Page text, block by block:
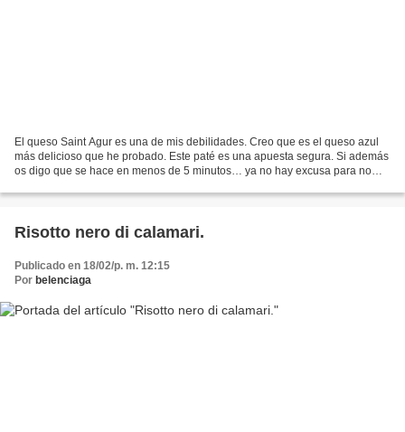
El queso Saint Agur es una de mis debilidades. Creo que es el queso azul
más delicioso que he probado. Este paté es una apuesta segura. Si además
os digo que se hace en menos de 5 minutos… ya no hay excusa para no
Risotto nero di calamari.
Publicado en 18/02/p. m. 12:15
Por belenciaga